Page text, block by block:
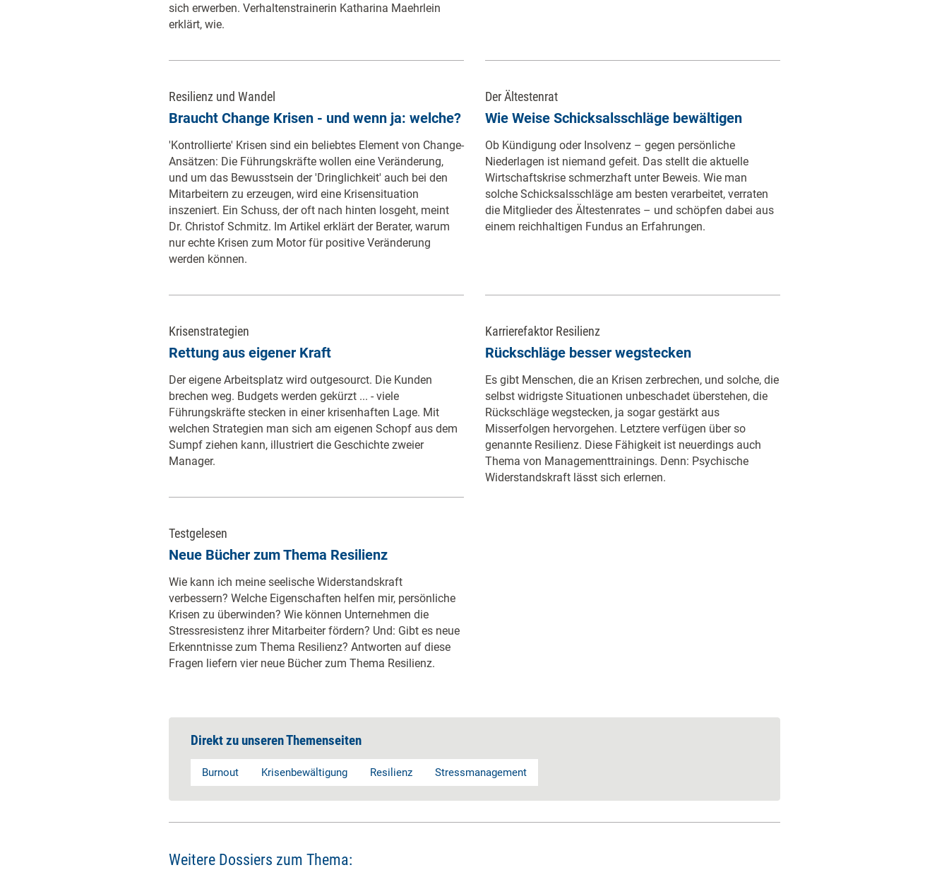
sich erwerben. Verhaltenstrainerin Katharina Maehrlein
erklärt, wie.
Resilienz und Wandel
Braucht Change Krisen - und wenn ja: welche?
'Kontrollierte' Krisen sind ein beliebtes Element von Change-
Ansätzen: Die Führungskräfte wollen eine Veränderung,
und um das Bewusstsein der 'Dringlichkeit' auch bei den
Mitarbeitern zu erzeugen, wird eine Krisensituation
inszeniert. Ein Schuss, der oft nach hinten losgeht, meint
Dr. Christof Schmitz. Im Artikel erklärt der Berater, warum
nur echte Krisen zum Motor für positive Veränderung
werden können.
Der Ältestenrat
Wie Weise Schicksalsschläge bewältigen
Ob Kündigung oder Insolvenz – gegen persönliche
Niederlagen ist niemand gefeit. Das stellt die aktuelle
Wirtschaftskrise schmerzhaft unter Beweis. Wie man
solche Schicksalsschläge am besten verarbeitet, verraten
die Mitglieder des Ältestenrates – und schöpfen dabei aus
einem reichhaltigen Fundus an Erfahrungen.
Krisenstrategien
Rettung aus eigener Kraft
Der eigene Arbeitsplatz wird outgesourct. Die Kunden
brechen weg. Budgets werden gekürzt ... - viele
Führungskräfte stecken in einer krisenhaften Lage. Mit
welchen Strategien man sich am eigenen Schopf aus dem
Sumpf ziehen kann, illustriert die Geschichte zweier
Manager.
Karrierefaktor Resilienz
Rückschläge besser wegstecken
Es gibt Menschen, die an Krisen zerbrechen, und solche, die
selbst widrigste Situationen unbeschadet überstehen, die
Rückschläge wegstecken, ja sogar gestärkt aus
Misserfolgen hervorgehen. Letztere verfügen über so
genannte Resilienz. Diese Fähigkeit ist neuerdings auch
Thema von Managementtrainings. Denn: Psychische
Widerstandskraft lässt sich erlernen.
Testgelesen
Neue Bücher zum Thema Resilienz
Wie kann ich meine seelische Widerstandskraft
verbessern? Welche Eigenschaften helfen mir, persönliche
Krisen zu überwinden? Wie können Unternehmen die
Stressresistenz ihrer Mitarbeiter fördern? Und: Gibt es neue
Erkenntnisse zum Thema Resilienz? Antworten auf diese
Fragen liefern vier neue Bücher zum Thema Resilienz.
Direkt zu unseren Themenseiten
Burnout Krisenbewältigung Resilienz Stressmanagement
Weitere Dossiers zum Thema: